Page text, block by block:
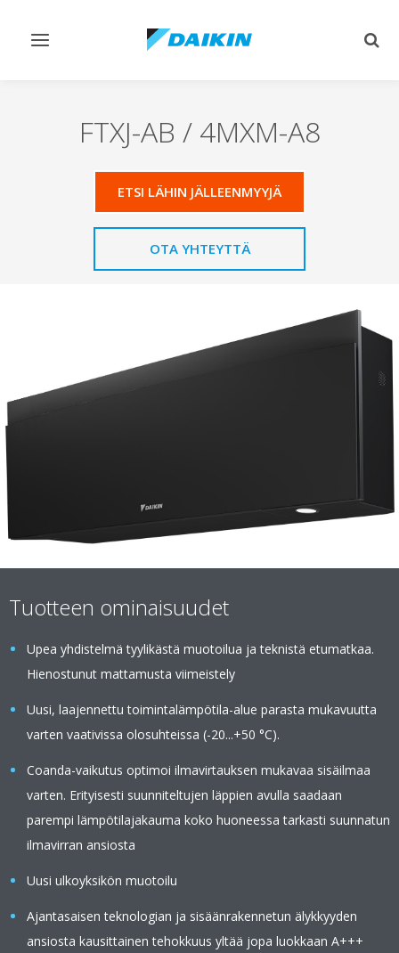
Vaihda
FTXJ-AB / 4MXM-A8
ETSI LÄHIN JÄLLEENMYYJÄ
OTA YHTEYTTÄ
Tuotteen ominaisuudet
Upea yhdistelmä tyylikästä muotoilua ja teknistä etumatkaa.
Hienostunut mattamusta viimeistely
Uusi, laajennettu toimintalämpötila-alue parasta mukavuutta
varten vaativissa olosuhteissa (-20...+50 °C).
Coanda-vaikutus optimoi ilmavirtauksen mukavaa sisäilmaa
varten. Erityisesti suunniteltujen läppien avulla saadaan
parempi lämpötilajakauma koko huoneessa tarkasti suunnatun
ilmavirran ansiosta
Uusi ulkoyksikön muotoilu
Ajantasaisen teknologian ja sisäänrakennetun älykkyyden
ansiosta kausittainen tehokkuus yltää jopa luokkaan A+++